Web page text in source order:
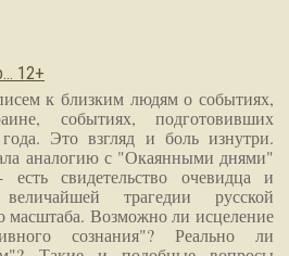
12+
к близким людям о событиях,
событиях, подготовивших
Это взгляд и боль изнутри.
аналогию с "Окаянными днями"
свидетельство очевидца и
трагедии русской
масштаба. Возможно ли исцеление
сознания"? Реально ли